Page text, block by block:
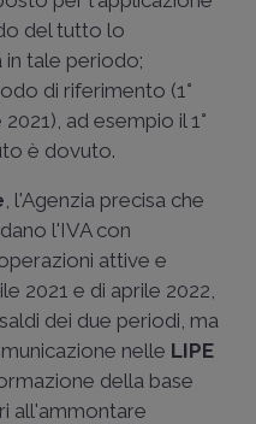
del tutto lo
tale periodo;
di riferimento (1°
ad esempio il 1°
è dovuto.
, l'Agenzia precisa che
l'IVA con
operazioni attive e
2021 e di aprile 2022,
dei due periodi, ma
nelle LIPE
della base
all'ammontare